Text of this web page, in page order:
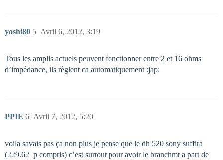
yoshi80 Avril 6, 2012, 3:19
5
Tous les amplis actuels peuvent fonctionner entre 2 et 16 ohms
d’impédance, ils règlent ca automatiquement :jap:
PPIE Avril 7, 2012, 5:20
6
voila savais pas ça non plus je pense que le dh 520 sony suffira
(229.62  p compris) c’est surtout pour avoir le branchmt a part de